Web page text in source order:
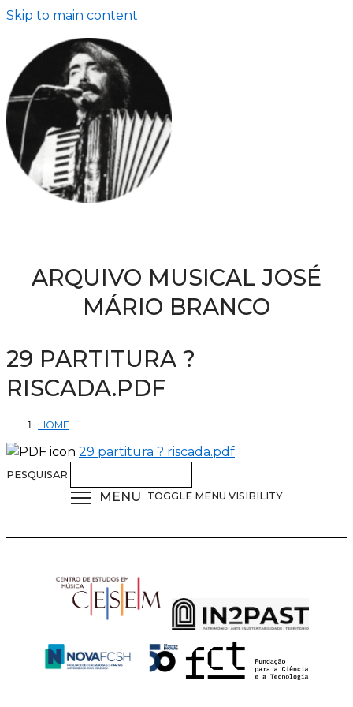
Skip to main content
ARQUIVO MUSICAL JOSÉ
MÁRIO BRANCO
29 PARTITURA ?
RISCADA.PDF
HOME
29 partitura ? riscada.pdf
PESQUISAR
MENU TOGGLE MENU VISIBILITY